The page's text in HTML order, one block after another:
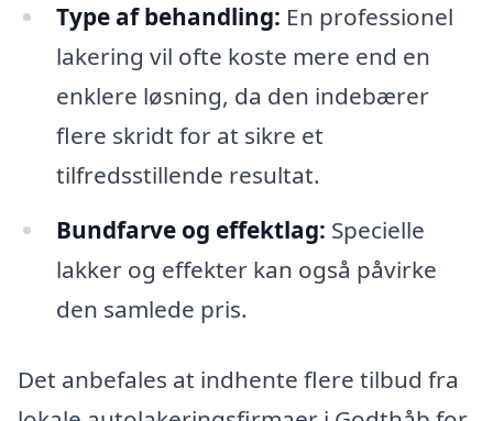
Type af behandling: En professionel
lakering vil ofte koste mere end en
enklere løsning, da den indebærer
flere skridt for at sikre et
tilfredsstillende resultat.
Bundfarve og effektlag: Specielle
lakker og effekter kan også påvirke
den samlede pris.
Det anbefales at indhente flere tilbud fra